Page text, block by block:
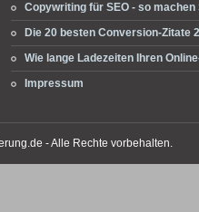
Copywriting für SEO - so
Die 20 besten Conversion-Zitate
Wie lange Ladezeiten Ihren
Impressum
- Alle Rechte vorbehalten.